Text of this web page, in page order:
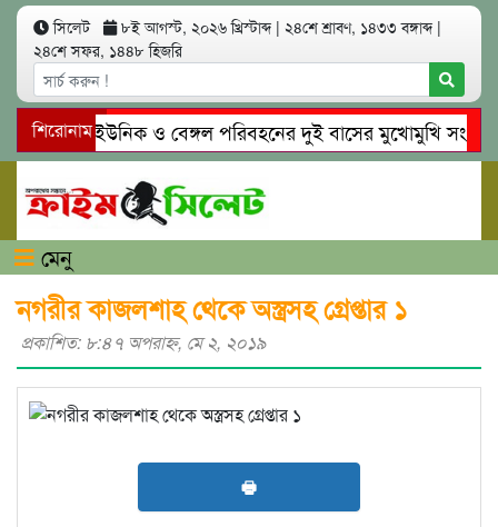
সিলেট ৮ই আগস্ট, ২০২৬ খ্রিস্টাব্দ | ২৪শে শ্রাবণ, ১৪৩৩ বঙ্গাব্দ |
২৪শে সফর, ১৪৪৮ হিজরি
শিরোনাম
সিলেটে ইউনিক ও বেঙ্গল পরিবহনের দুই বাসের মুখোমুখি সং’ঘ’র্ষে
গোয়াইনঘাটে প্রেমের ফাঁদে তরুণী পাচার: মাদকাসক্ত রিমালকে
মেনু
নগরীর কাজলশাহ থেকে অস্ত্রসহ গ্রেপ্তার ১
প্রকাশিত: ৮:৪৭ অপরাহ্ণ, মে ২, ২০১৯
🖶